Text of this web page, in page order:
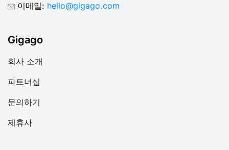
이메일: hello@gigago.com
Gigago
회사 소개
파트너십
문의하기
제휴사